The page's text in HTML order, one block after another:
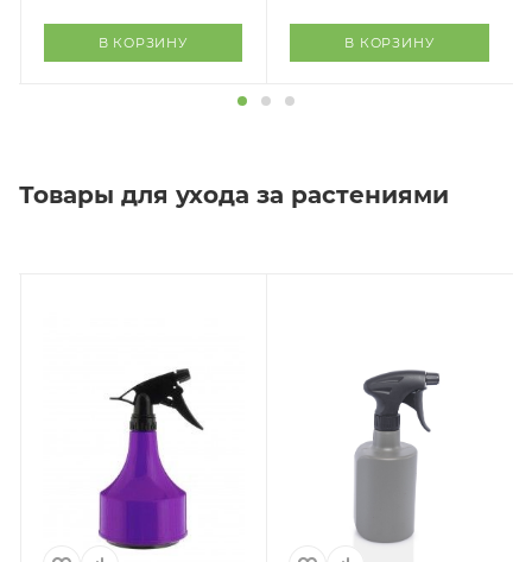
В КОРЗИНУ В КОРЗИНУ
Товары для ухода за растениями